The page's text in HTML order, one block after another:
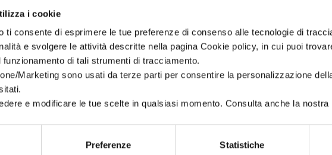
i cookie
ti consente di esprimere le tue preferenze di consenso alle tecnologie di
e svolgere le attività descritte nella pagina Cookie policy, in cui puoi
funzionamento di tali strumenti di tracciamento.
Marketing sono usati da terze parti per consentire la personalizzazione
e modificare le tue scelte in qualsiasi momento. Consulta anche la
Preferenze Statistiche
in attivita' di livello 2
DATE E ORARI
in attivita' di livello 2